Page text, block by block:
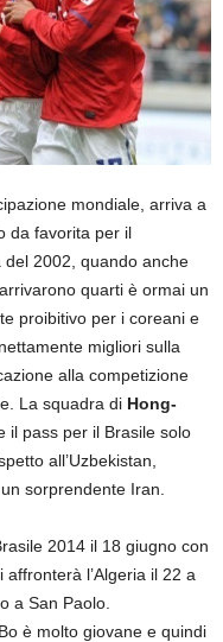
mondiale, arriva a
da favorita per il
2002, quando anche
quarti è ormai un
proibitivo per i coreani e
migliori sulla
alla competizione
La squadra di Hong-
il pass per il Brasile solo
all’Uzbekistan,
sorprendente Iran.
2014 il 18 giugno con
l’Algeria il 22 a
a San Paolo.
è molto giovane e quindi